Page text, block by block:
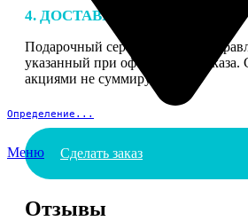
Определение...
Меню
4. ДОСТАВКА И ОПЛАТА
Подарочный сертификат мы
указанный при оформлении заказа.
акциями не суммируются.
Сделать заказ
Отзывы